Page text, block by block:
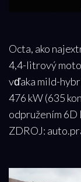
Octa, ako
4,4-litrový
vďaka mild-
476 kW (635
odpružením 6D
ZDROJ: